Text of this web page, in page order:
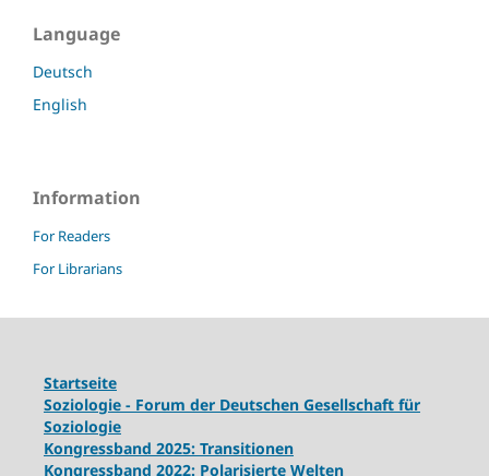
Language
Deutsch
English
Information
For Readers
For Librarians
Startseite
Soziologie - Forum der Deutschen Gesellschaft für
Soziologie
Kongressband 2025: Transitionen
Kongressband 2022: Polarisierte Welten